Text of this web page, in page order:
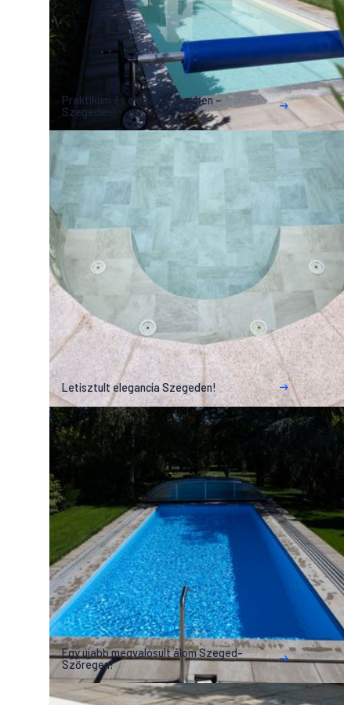
Praktikum és elegancia egyben –
Szegeden!
Letisztult elegancia Szegeden!
Egy újabb megvalósult álom Szeged-
Szőregen!